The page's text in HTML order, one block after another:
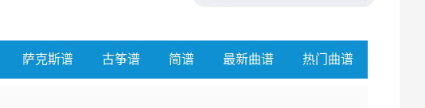
萨克斯谱 古筝谱 简谱 最新曲谱 热门曲谱